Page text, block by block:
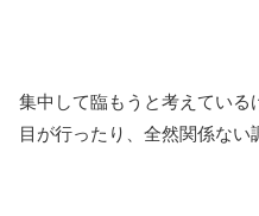
集中して臨もうと考えている
目が行ったり、全然関係ない